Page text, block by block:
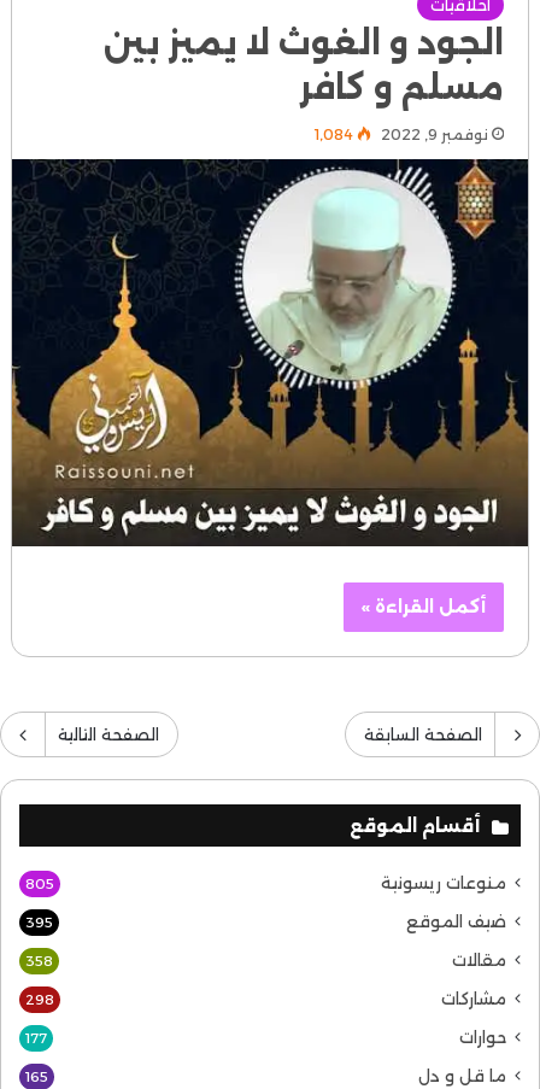
أخلاقيات
الجود و الغوث لا يميز بين
مسلم و كافر
نوفمبر 9, 2022 1٬084
أكمل القراءة »
الصفحة السابقة الصفحة التالية
أقسام الموقع
منوعات ريسونية 805
ضيف الموقع 395
مقالات 358
مشاركات 298
حوارات 177
ما قل و دل 165